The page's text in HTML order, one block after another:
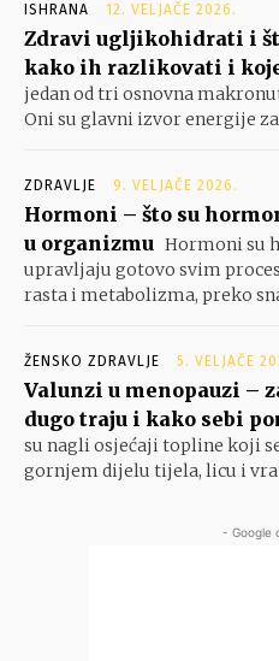
ISHRANA 12. VELJAČE 2026.
Zdravi ugljikohidrati i
kako ih razlikovati i
jedan od tri osnovna
Oni su glavni izvor energije
ZDRAVLJE 9. VELJAČE 2026.
Hormoni – što su
u organizmu Hormoni su
upravljaju gotovo svim
rasta i metabolizma, preko
ŽENSKO ZDRAVLJE 5. VELJAČE
Valunzi u menopauzi –
dugo traju i kako sebi
su nagli osjećaji topline koji
gornjem dijelu tijela, licu i
- Google